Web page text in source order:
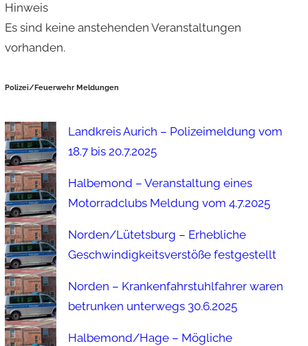
Hinweis
Es sind keine anstehenden Veranstaltungen
vorhanden.
Polizei/Feuerwehr Meldungen
Landkreis Aurich – Polizeimeldung vom
18.7 bis 20.7.2025
Halbemond – Veranstaltung eines
Motorradclubs Meldung vom 4.7.2025
Norden/Lütetsburg – Erhebliche
Geschwindigkeitsverstöße festgestellt
Norden – Krankenfahrstuhlfahrer waren
betrunken unterwegs 30.6.2025
Halbemond/Hage – Mögliche